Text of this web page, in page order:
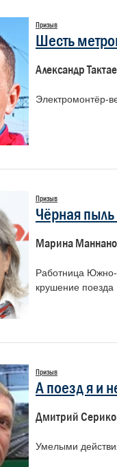
Призыв
Шесть
Александр
Электромонтёр-
Призыв
Чёрная
Марина
Работница Южно-
крушение поезда
Призыв
А поезд я и
Дмитрий
Умелыми